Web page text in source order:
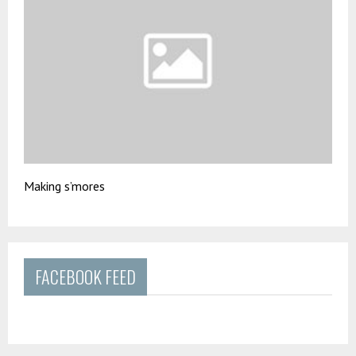
Making s’mores
FACEBOOK FEED